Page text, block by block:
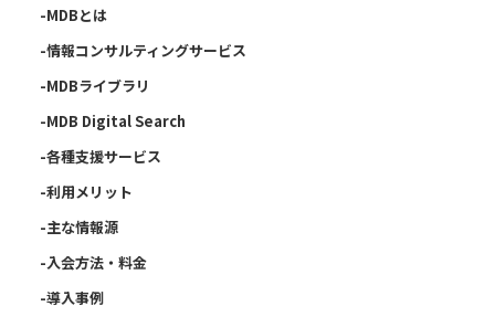
-MDBとは
-情報コンサルティングサービス
-MDBライブラリ
-MDB Digital Search
-各種支援サービス
-利用メリット
-主な情報源
-入会方法・料金
-導入事例